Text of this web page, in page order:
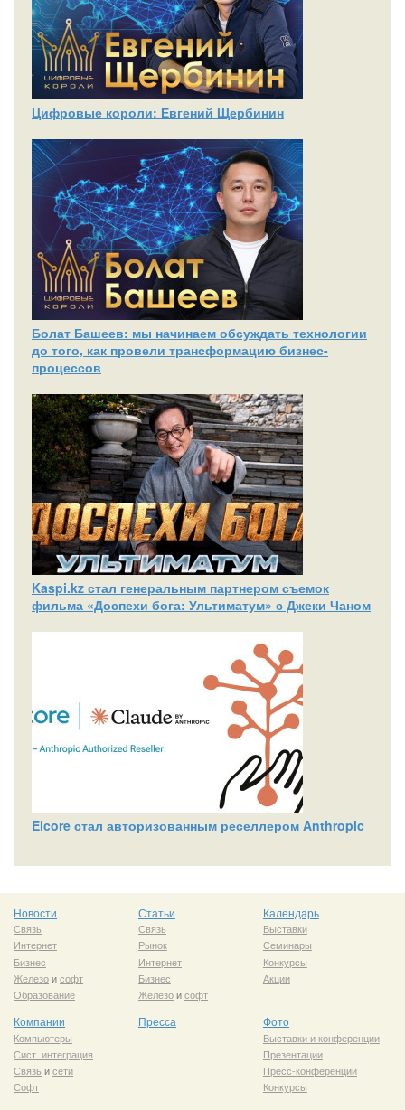
Цифровые короли: Евгений Щербинин
Болат Башеев: мы начинаем обсуждать технологии
до того, как провели трансформацию бизнес-
процессов
Kaspi.kz стал генеральным партнером съемок
фильма «Доспехи бога: Ультиматум» с Джеки Чаном
Elcore стал авторизованным реселлером Anthropic
Новости
Связь
Интернет
Бизнес
Железоисофт
Образование
Статьи
Связь
Рынок
Интернет
Бизнес
Железоисофт
Календарь
Выставки
Семинары
Конкурсы
Акции
Компании
Компьютеры
Сист. интеграция
Связь исети
Софт
Пресса Фото
Выставки и конференции
Презентации
Пресс-конференции
Конкурсы